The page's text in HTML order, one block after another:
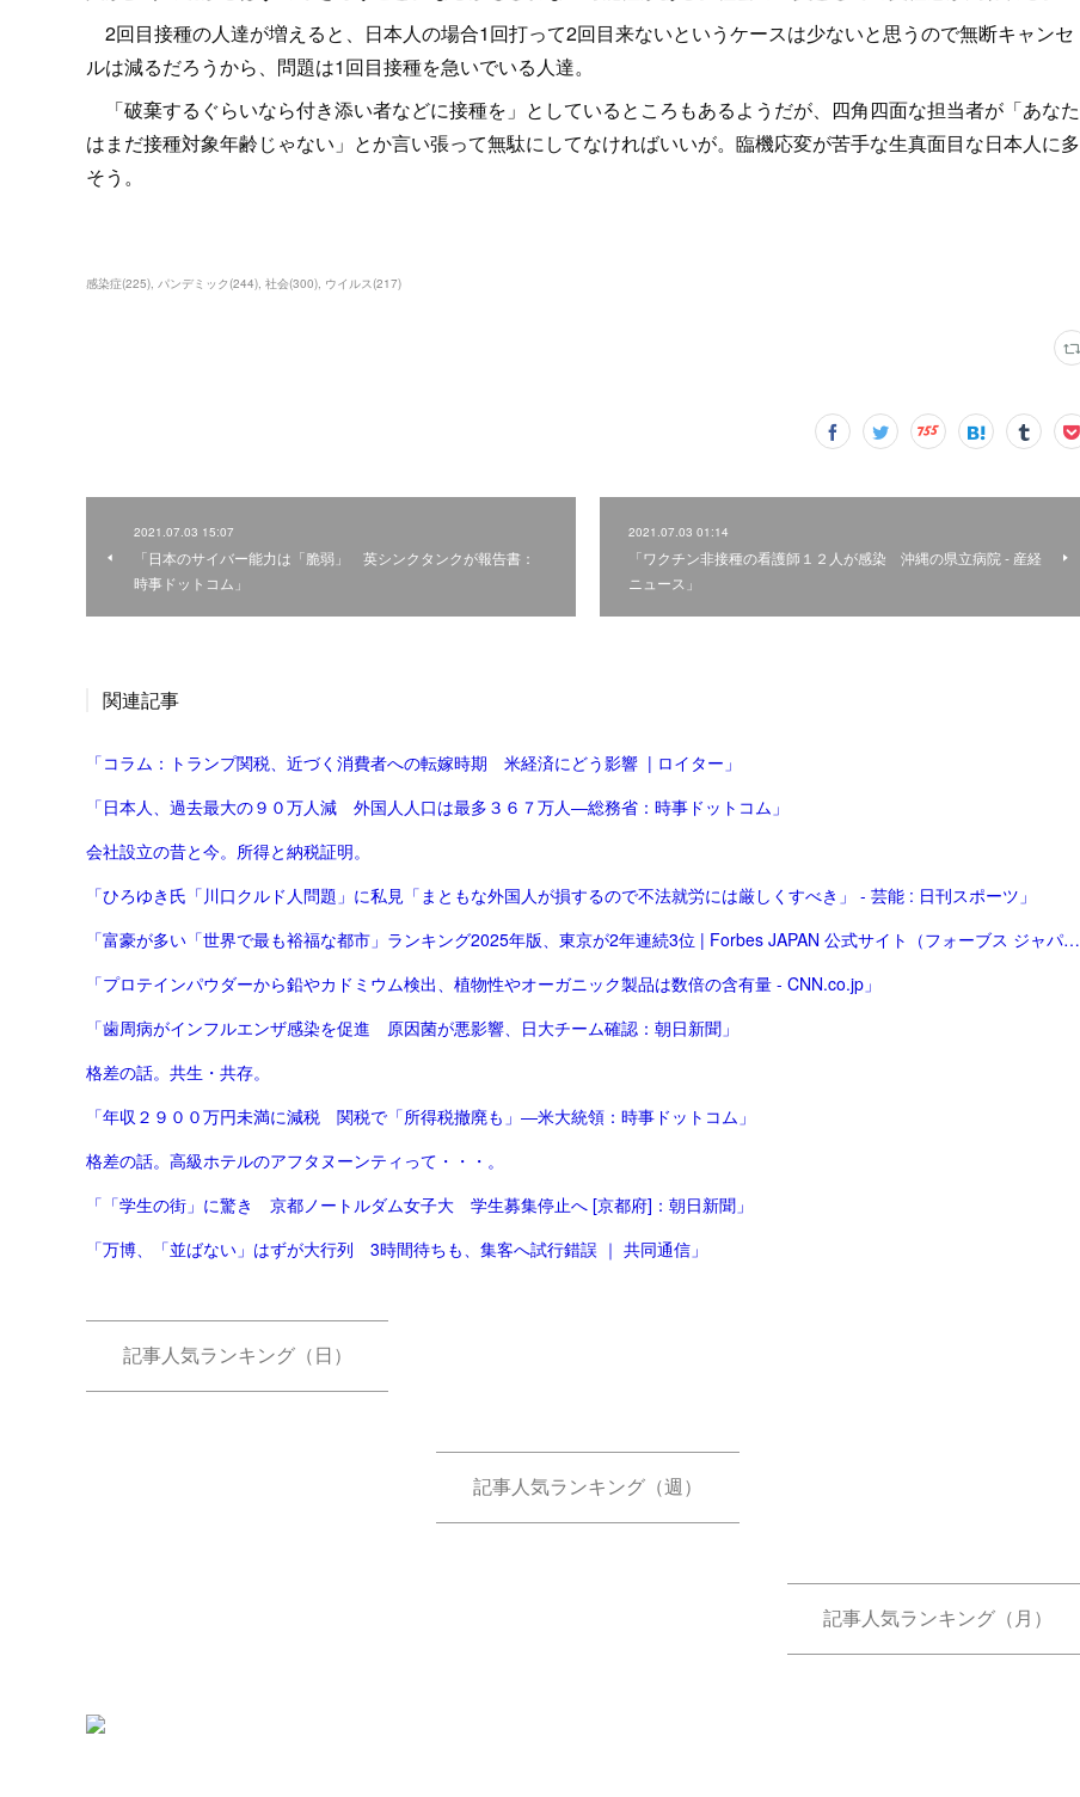
2回目接種の人達が増えると、日本人の場合1回打って2回目来ないというケースは少ないと思うので無断キャンセ
ルは減るだろうから、問題は1回目接種を急いでいる人達。
「破棄するぐらいなら付き添い者などに接種を」としているところもあるようだが、四角四面な担当者が「あなた
はまだ接種対象年齢じゃない」とか言い張って無駄にしてなければいいが。臨機応変が苦手な生真面目な日本人に多
そう。
感染症(225) パンデミック(244) 社会(300) ウイルス(217)
2021.07.03 15:07
「日本のサイバー能力は「脆弱」 英シンクタンクが報告書：
時事ドットコム」
2021.07.03 01:14
「ワクチン非接種の看護師１２人が感染 沖縄の県立病院 - 産経
ニュース」
関連記事
「コラム：トランプ関税、近づく消費者への転嫁時期 米経済にどう影響 | ロイター」
「日本人、過去最大の９０万人減 外国人人口は最多３６７万人―総務省：時事ドットコム」
会社設立の昔と今。所得と納税証明。
「ひろゆき氏「川口クルド人問題」に私見「まともな外国人が損するので不法就労には厳しくすべき」 - 芸能 : 日刊スポーツ」
「富豪が多い「世界で最も裕福な都市」ランキング2025年版、東京が2年連続3位 | Forbes JAPAN 公式サイト（フォーブス ジャパン）」
「プロテインパウダーから鉛やカドミウム検出、植物性やオーガニック製品は数倍の含有量 - CNN.co.jp」
「歯周病がインフルエンザ感染を促進 原因菌が悪影響、日大チーム確認：朝日新聞」
格差の話。共生・共存。
「年収２９００万円未満に減税 関税で「所得税撤廃も」―米大統領：時事ドットコム」
格差の話。高級ホテルのアフタヌーンティって・・・。
「「学生の街」に驚き 京都ノートルダム女子大 学生募集停止へ [京都府]：朝日新聞」
「万博、「並ばない」はずが大行列 3時間待ちも、集客へ試行錯誤 ｜ 共同通信」
記事人気ランキング（日）
記事人気ランキング（週）
記事人気ランキング（月）